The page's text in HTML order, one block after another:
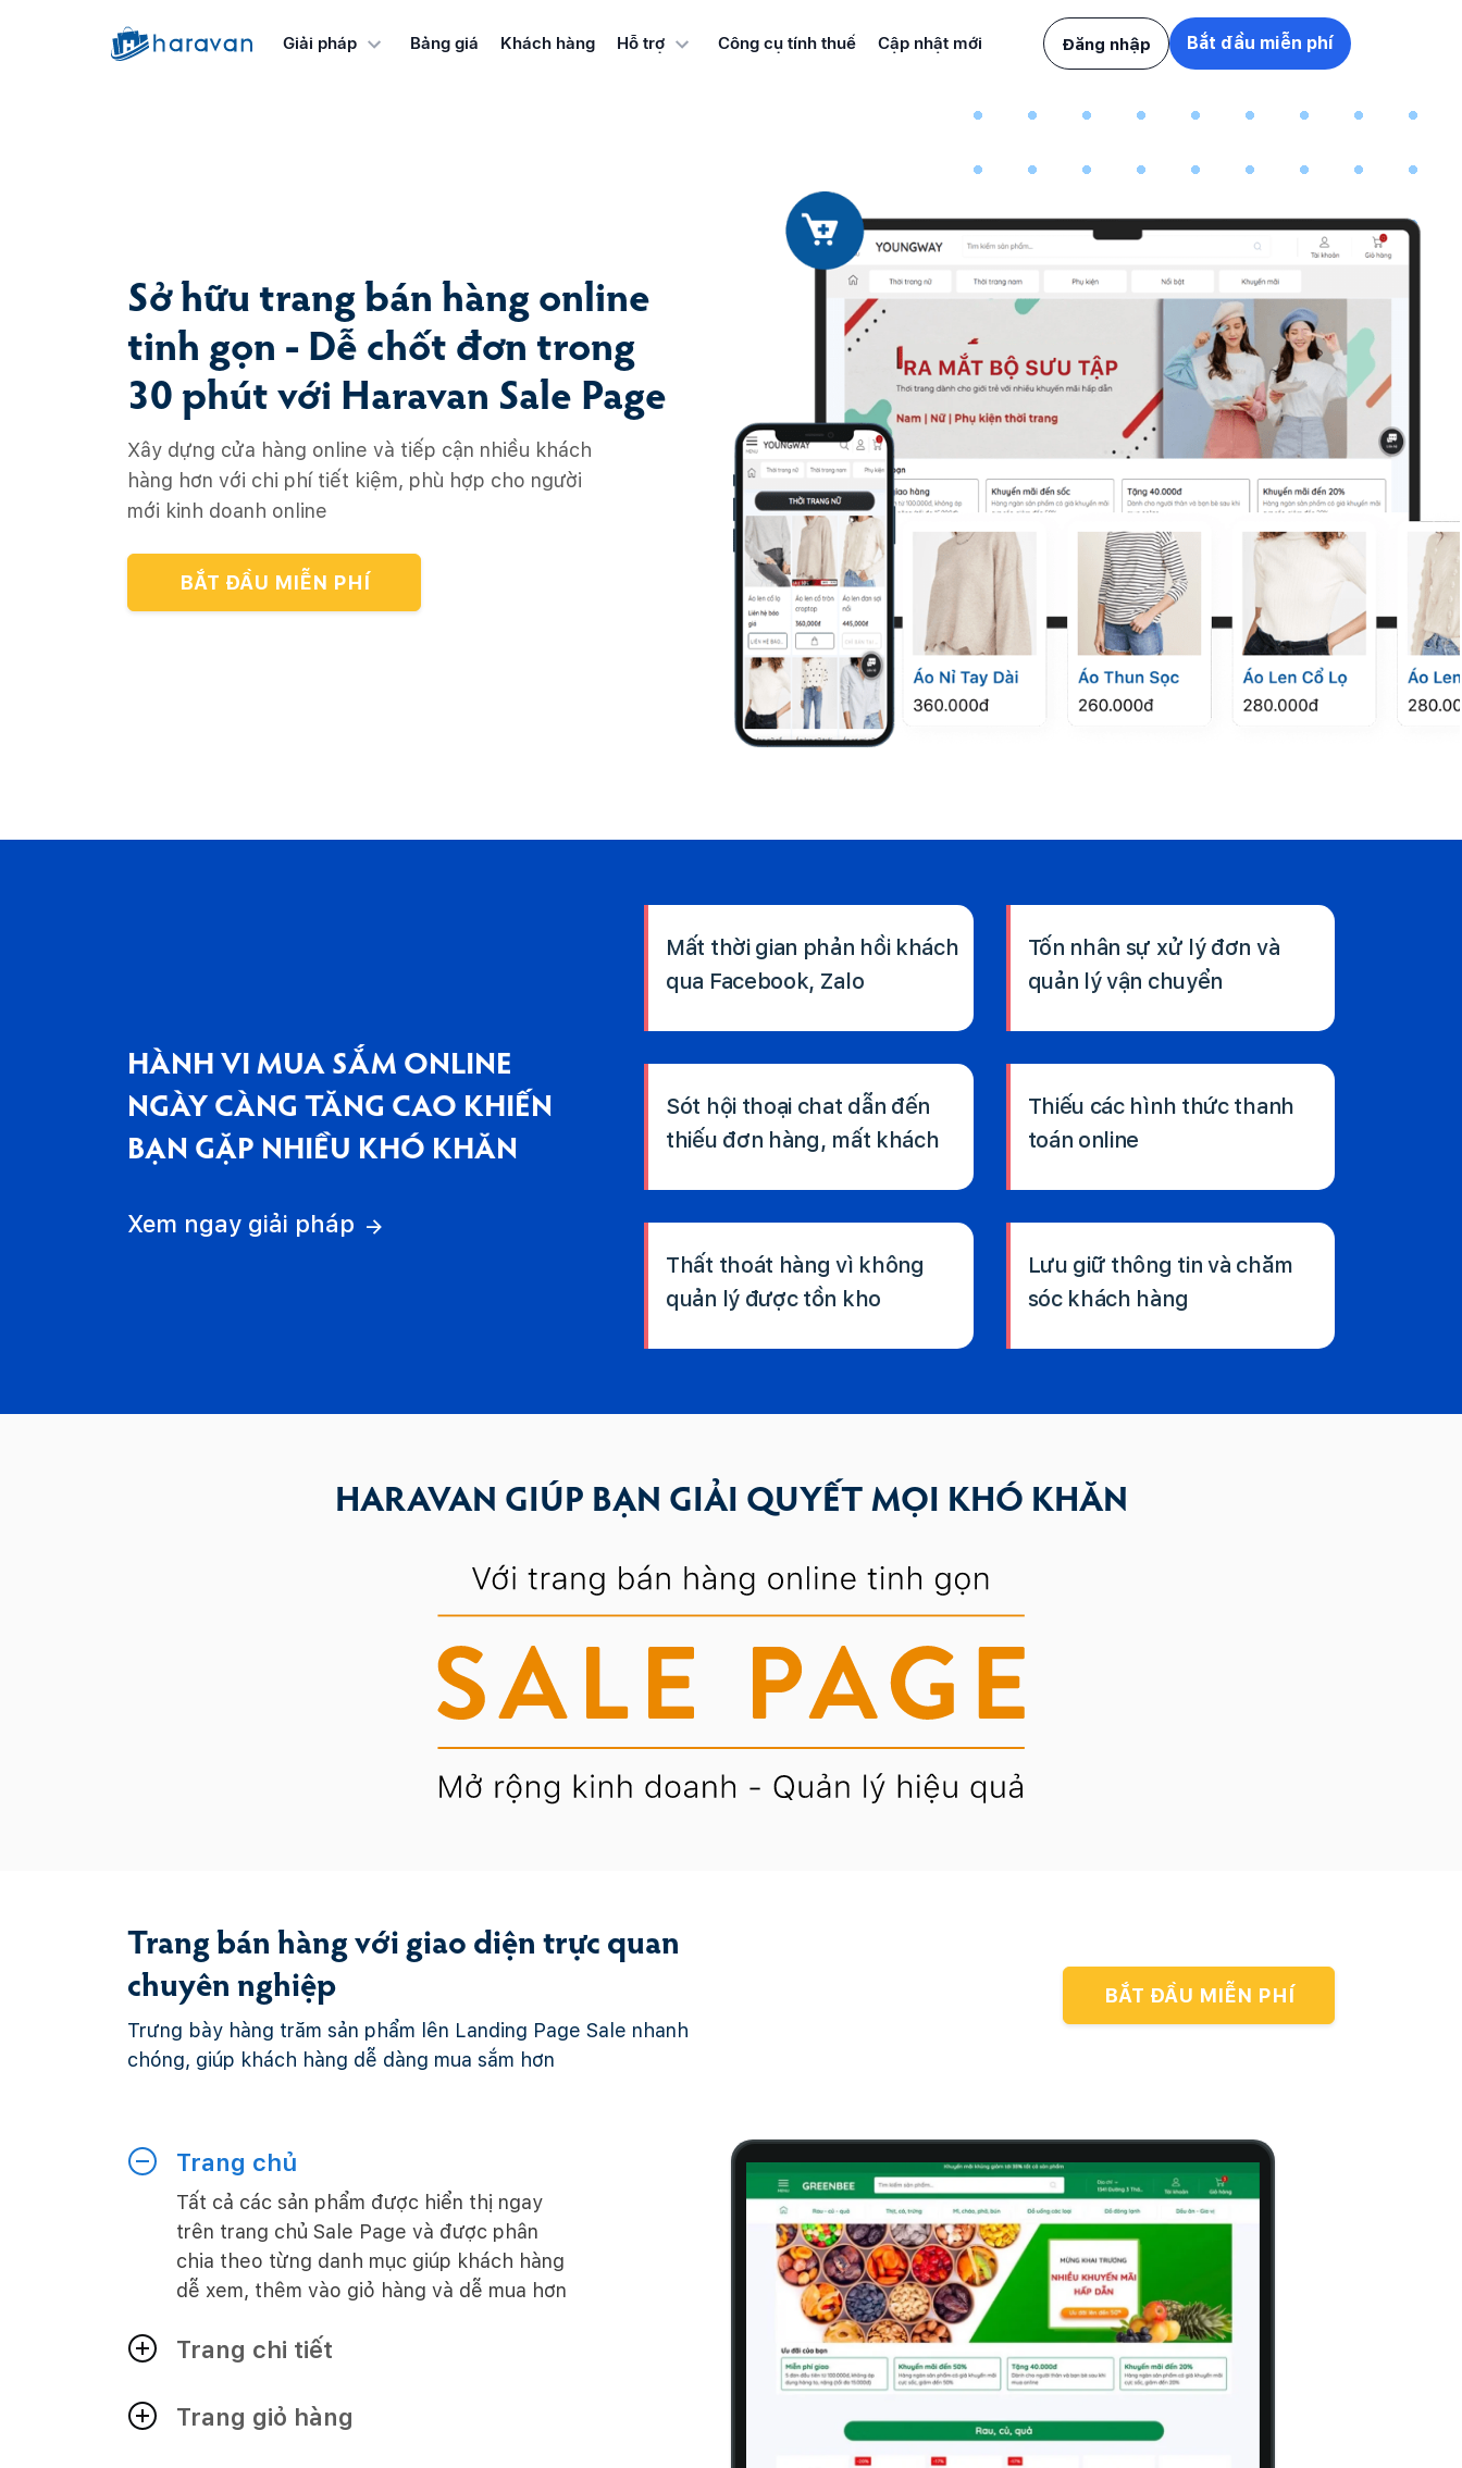
Giải pháp Bảng giá Khách hàng Hỗ trợ Công cụ tính thuế Cập nhật mới Đăng nhập Bắt đầu miễn phí
Sở hữu trang bán hàng online
tinh gọn - Dễ chốt đơn trong
30 phút với Haravan Sale Page
Xây dựng cửa hàng online và tiếp cận nhiều khách
hàng hơn với chi phí tiết kiệm, phù hợp cho người
mới kinh doanh online
BẮT ĐẦU MIỄN PHÍ
HÀNH VI MUA SẮM ONLINE
NGÀY CÀNG TĂNG CAO KHIẾN
BẠN GẶP NHIỀU KHÓ KHĂN
Xem ngay giải pháp
Mất thời gian phản hồi khách
qua Facebook, Zalo
Tốn nhân sự xử lý đơn và
quản lý vận chuyển
Sót hội thoại chat dẫn đến
thiếu đơn hàng, mất khách
Thiếu các hình thức thanh
toán online
Thất thoát hàng vì không
quản lý được tồn kho
Lưu giữ thông tin và chăm
sóc khách hàng
HARAVAN GIÚP BẠN GIẢI QUYẾT MỌI KHÓ KHĂN
Trang bán hàng với giao diện trực quan
chuyên nghiệp
Trưng bày hàng trăm sản phẩm lên Landing Page Sale nhanh
chóng, giúp khách hàng dễ dàng mua sắm hơn
BẮT ĐẦU MIỄN PHÍ
Trang chủ
Tất cả các sản phẩm được hiển thị ngay
trên trang chủ Sale Page và được phân
chia theo từng danh mục giúp khách hàng
dễ xem, thêm vào giỏ hàng và dễ mua hơn
Trang chi tiết
Trang giỏ hàng